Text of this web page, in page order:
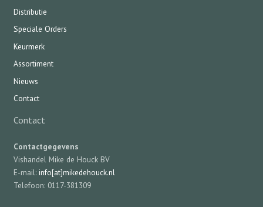
Distributie
Speciale Orders
Keurmerk
Assortiment
Nieuws
Contact
Contact
Contactgegevens
Vishandel Mike de Houck BV
E-mail: info[at]mikedehouck.nl
Telefoon: 0117-381309